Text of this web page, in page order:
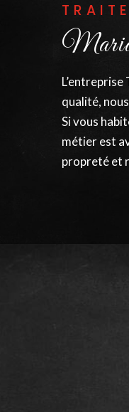
qualité,
Si vous
métier est
propreté et